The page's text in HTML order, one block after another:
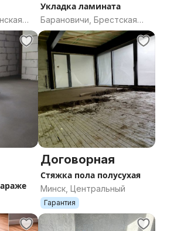
Укладка ламината
Барановичи, Брестская
область
Договорная
Стяжка пола полусухая
Минск, Центральный
Гарантия